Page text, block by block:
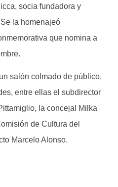
socia fundadora y
la homenajeó
que nomina a
salón colmado de público,
entre ellas el subdirector
la concejal Milka
de Cultura del
Marcelo Alonso.